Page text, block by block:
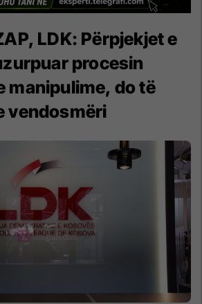
LDK: Përpjekjet e
procesin
manipulime, do të
vendosmëri